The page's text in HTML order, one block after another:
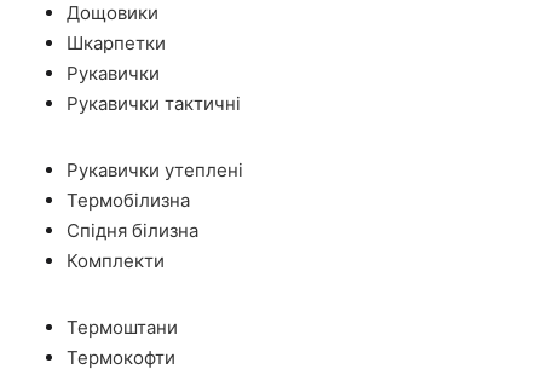
Дощовики
Шкарпетки
Рукавички
Рукавички тактичні
Рукавички утеплені
Термобілизна
Спідня білизна
Комплекти
Термоштани
Термокофти